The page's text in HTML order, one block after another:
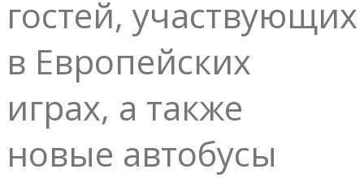
гостей, участвующих
в Европейских
играх, а также
новые автобусы